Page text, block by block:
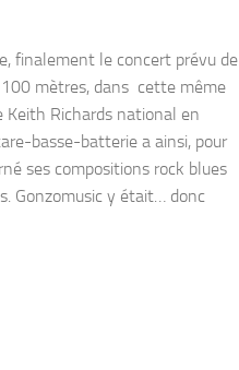
finalement le concert prévu de
mètres, dans cette même
Keith Richards national en
basse-batterie a ainsi, pour
ses compositions rock blues
Gonzomusic y était… donc